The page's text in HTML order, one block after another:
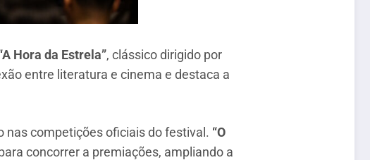
Hora da Estrela”, clássico dirigido por
entre literatura e cinema e destaca a
nas competições oficiais do festival. “O
concorrer a premiações, ampliando a